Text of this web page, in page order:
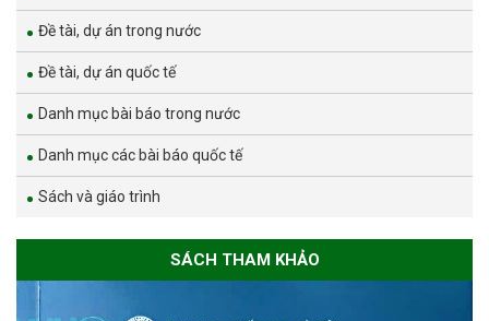
Đề tài, dự án trong nước
Đề tài, dự án quốc tế
Danh mục bài báo trong nước
Danh mục các bài báo quốc tế
Sách và giáo trình
SÁCH THAM KHẢO